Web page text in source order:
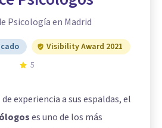
Psicología en Madrid
Visibility Award 2021
5
experiencia a sus espaldas, el
es uno de los más